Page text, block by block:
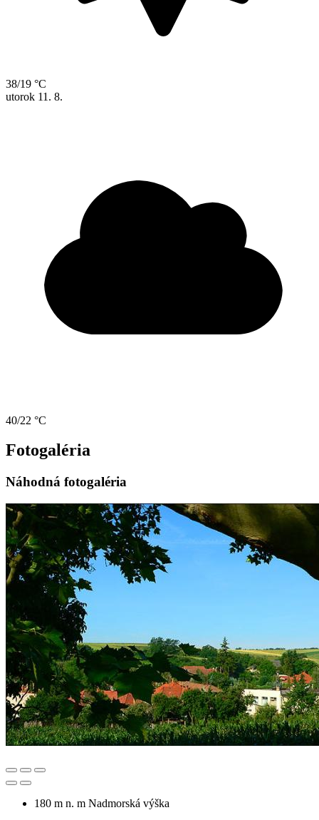
38/19 °C
utorok 11. 8.
40/22 °C
Fotogaléria
Náhodná fotogaléria
180 m n. m Nadmorská výška